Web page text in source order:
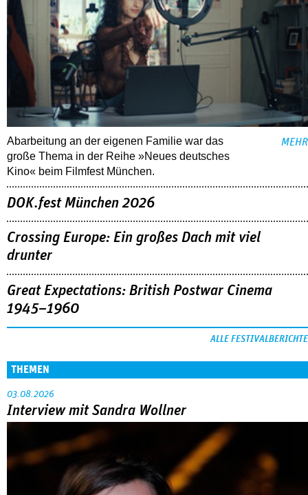
Abarbeitung an der eigenen Familie war das
große Thema in der Reihe »Neues deutsches
Kino« beim Filmfest München.
MEHR
DOK.fest München 2026
Crossing Europe: Ein großes Dach mit viel
drunter
Great Expectations: British Postwar Cinema
1945–1960
ALLE FESTIVALBERICHTE
THEMEN
03.08.2026
Interview mit Sandra Wollner